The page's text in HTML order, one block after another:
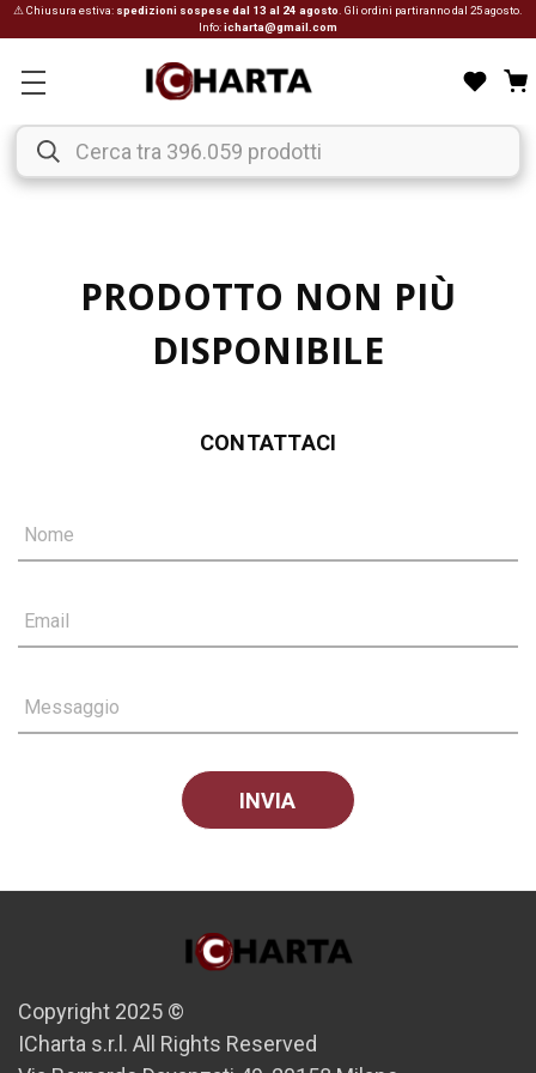
⚠ Chiusura estiva: spedizioni sospese dal 13 al 24 agosto . Gli ordini partiranno dal 25 agosto.
Info:icharta@gmail.com
PRODOTTO NON PIÙ
DISPONIBILE
CONTATTACI
Nome
Email
Messaggio
Copyright 2025 ©
ICharta s.r.l. All Rights Reserved